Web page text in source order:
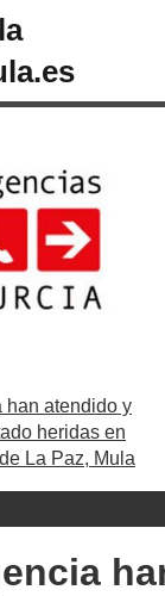
han atendido y
heridas en
La Paz, Mula